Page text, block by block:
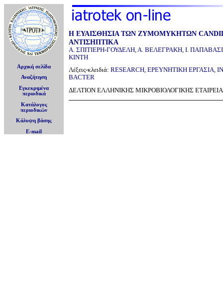
Αρχική σελίδα
Αναζήτηση
Εγκεκριμένα
περιοδικά
Κατάλογος
περιοδικών
Κάλυψη βάσης
E-mail
Η ΕΥΑΙΣΘΗΣΙΑ ΤΩΝ ΖΥΜΟΜΥΚΗΤΩΝ
ΑΝΤΙΣΗΠΤΙΚΑ
Α. ΣΠΙΤΙΕΡΗ-ΓΟΥΔΕΛΗ Α. ΒΕΛΕΓΡΑΚΗ Ι.
ΚΙΝΤΗ
Λέξεις-κλειδιά: RESEARCH, ΕΡΕΥΝΗΤΙΚΗ ΕΡΓΑΣΙΑ,
BACTER
ΔΕΛΤΙΟΝ ΕΛΛΗΝΙΚΗΣ ΜΙΚΡΟΒΙΟΛΟΓΙΚΗΣ